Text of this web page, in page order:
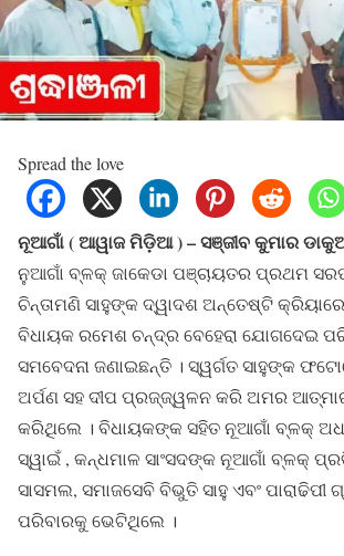
Spread the love
ନୂଆଗାଁ ( ଆୱାଜ ମିଡ଼ିଆ ) – ସଞ୍ଜୀବ କୁମାର
ନୁଆଗାଁ ବ୍ଳକ୍ ଜାକେଡା ପଞ୍ଚାୟତର ପ୍ରଥମ
ଚିନ୍ତାମଣି ସାହୁଙ୍କ ଦ୍ୱାଦଶ ଅନ୍ତେଷ୍ଟି
ବିଧାୟକ ରମେଶ ଚନ୍ଦ୍ର ବେହେରା ଯୋଗଦେଇ
ସମବେଦନା ଜଣାଇଛନ୍ତି । ସ୍ୱର୍ଗତ ସାହୁଙ୍କ
ଅର୍ପଣ ସହ ଦୀପ ପ୍ରଜ୍ଜ୍ୱଳନ କରି ଅମର
କରିଥିଲେ । ବିଧାୟକଙ୍କ ସହିତ ନୂଆଗାଁ ବ୍ଳକ୍
ସ୍ୱାଇଁ , କନ୍ଧମାଳ ସାଂସଦଙ୍କ ନୂଆଗାଁ ବ୍ଳକ୍
ସାସମଲ, ସମାଜସେବି ବିଭୁତି ସାହୁ ଏବଂ ପାରାଢିପୀ
ପରିବାରକୁ ଭେଟିଥିଲେ ।